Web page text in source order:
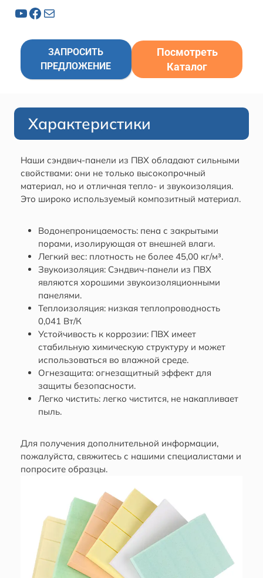
YouTube Facebook Почта
ЗАПРОСИТЬ
ПРЕДЛОЖЕНИЕ
Посмотреть
Каталог
Характеристики
Наши сэндвич-панели из ПВХ обладают сильными
свойствами: они не только высокопрочный
материал, но и отличная тепло- и звукоизоляция.
Это широко используемый композитный материал.
Водонепроницаемость: пена с закрытыми
порами, изолирующая от внешней влаги.
Легкий вес: плотность не более 45,00 кг/м³.
Звукоизоляция: Сэндвич-панели из ПВХ
являются хорошими звукоизоляционными
панелями.
Теплоизоляция: низкая теплопроводность
0,041 Вт/К
Устойчивость к коррозии: ПВХ имеет
стабильную химическую структуру и может
использоваться во влажной среде.
Огнезащита: огнезащитный эффект для
защиты безопасности.
Легко чистить: легко чистится, не накапливает
пыль.
Для получения дополнительной информации,
пожалуйста, свяжитесь с нашими специалистами и
попросите образцы.